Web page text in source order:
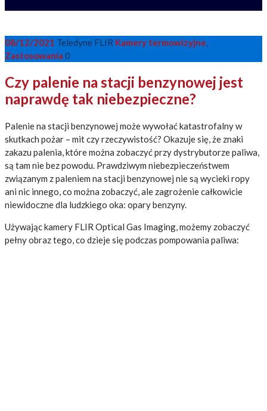
08/12/2021 Teledyne FLIR Kamery termowizyjne,
Zastosowania 0
Czy palenie na stacji benzynowej jest
naprawdę tak niebezpieczne?
Palenie na stacji benzynowej może wywołać katastrofalny w
skutkach pożar – mit czy rzeczywistość? Okazuje się, że znaki
zakazu palenia, które można zobaczyć przy dystrybutorze paliwa,
są tam nie bez powodu. Prawdziwym niebezpieczeństwem
związanym z paleniem na stacji benzynowej nie są wycieki ropy
ani nic innego, co można zobaczyć, ale zagrożenie całkowicie
niewidoczne dla ludzkiego oka: opary benzyny.
Używając kamery FLIR Optical Gas Imaging, możemy zobaczyć
pełny obraz tego, co dzieje się podczas pompowania paliwa: